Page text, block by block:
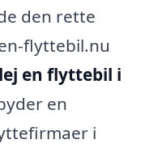
den rette
flyttebil.nu
lej en flyttebil i
en
i